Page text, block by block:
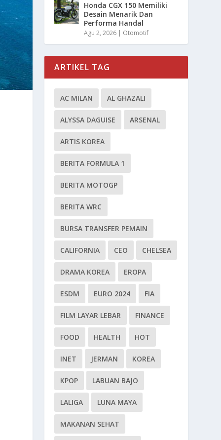
Honda CGX 150 Memiliki
Desain Menarik Dan
Performa Handal
Agu 2, 2026 | Otomotif
ARTIKEL TAG
AC MILAN AL GHAZALI
ALYSSA DAGUISE ARSENAL
ARTIS KOREA
BERITA FORMULA 1
BERITA MOTOGP
BERITA WRC
BURSA TRANSFER PEMAIN
CALIFORNIA CEO CHELSEA
DRAMA KOREA EROPA
ESDM EURO 2024 FIA
FILM LAYAR LEBAR FINANCE
FOOD HEALTH HOT
INET JERMAN KOREA
KPOP LABUAN BAJO
LALIGA LUNA MAYA
MAKANAN SEHAT